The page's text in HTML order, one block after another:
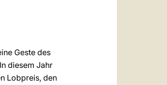
Geste des
diesem Jahr
Lobpreis, den